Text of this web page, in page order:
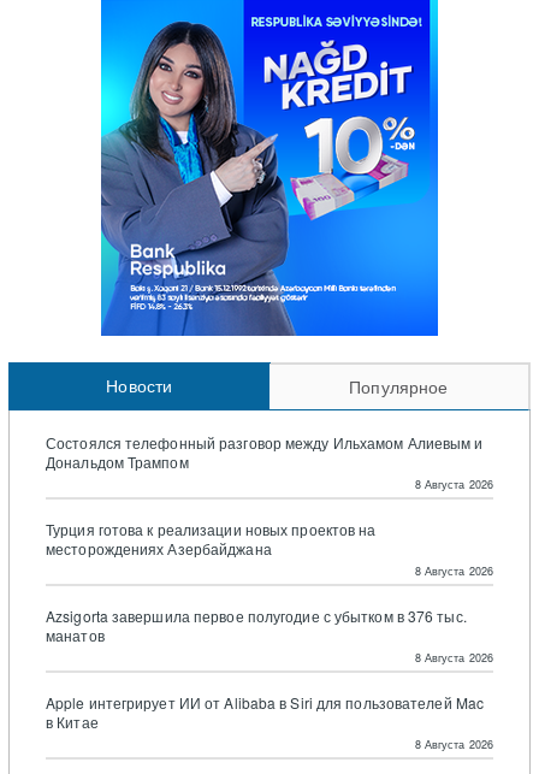
Новости Популярное
Состоялся телефонный разговор между Ильхамом Алиевым и
Дональдом Трампом
8 Августа 2026
Турция готова к реализации новых проектов на
месторождениях Азербайджана
8 Августа 2026
Azsigorta завершила первое полугодие с убытком в 376 тыс.
манатов
8 Августа 2026
Apple интегрирует ИИ от Alibaba в Siri для пользователей Mac
в Китае
8 Августа 2026